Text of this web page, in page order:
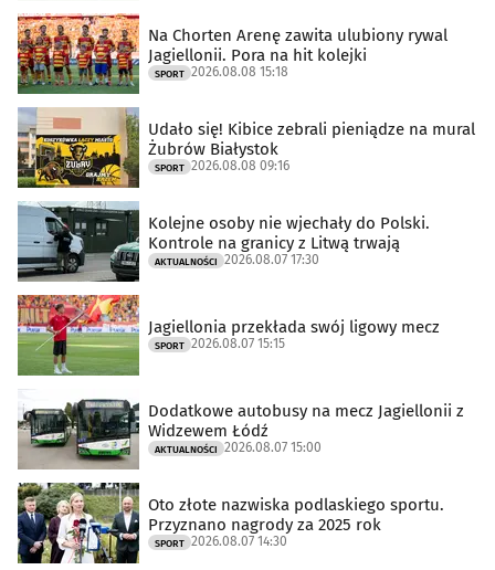
Na Chorten Arenę zawita ulubiony rywal
Jagiellonii. Pora na hit kolejki
SPORT 2026.08.08 15:18
Udało się! Kibice zebrali pieniądze na mural
Żubrów Białystok
SPORT 2026.08.08 09:16
Kolejne osoby nie wjechały do Polski.
Kontrole na granicy z Litwą trwają
AKTUALNOŚCI 2026.08.07 17:30
Jagiellonia przekłada swój ligowy mecz
SPORT 2026.08.07 15:15
Dodatkowe autobusy na mecz Jagiellonii z
Widzewem Łódź
AKTUALNOŚCI 2026.08.07 15:00
Oto złote nazwiska podlaskiego sportu.
Przyznano nagrody za 2025 rok
SPORT 2026.08.07 14:30